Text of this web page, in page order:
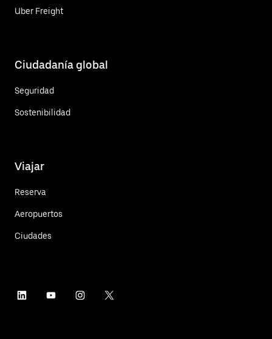
Uber Freight
Ciudadanía global
Seguridad
Sostenibilidad
Viajar
Reserva
Aeropuertos
Ciudades